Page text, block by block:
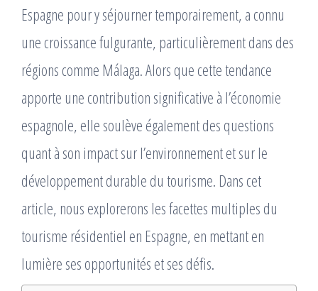
Espagne pour y séjourner temporairement, a connu
une croissance fulgurante, particulièrement dans des
régions comme Málaga. Alors que cette tendance
apporte une contribution significative à l’économie
espagnole, elle soulève également des questions
quant à son impact sur l’environnement et sur le
développement durable du tourisme. Dans cet
article, nous explorerons les facettes multiples du
tourisme résidentiel en Espagne, en mettant en
lumière ses opportunités et ses défis.